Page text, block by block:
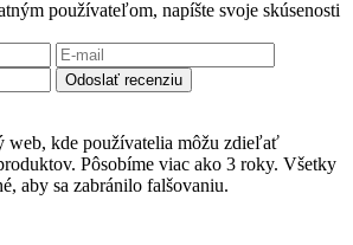
používateľom, napíšte svoje skúsenosti
Odoslať recenziu
web, kde používatelia môžu zdieľať
Pôsobíme viac ako 3 roky. Všetky
aby sa zabránilo falšovaniu.